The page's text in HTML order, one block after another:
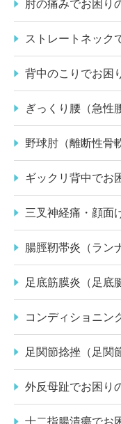
肘の痛みでお困り
ストレートネック
背中のこりでお困
ぎっくり腰（急性
野球肘（離断性骨
ギックリ背中でお
三叉神経痛・顔面
腸脛靭帯炎（ラン
足底筋膜炎（足底
コンディショニン
足関節捻挫（足関
外反母趾でお困り
十二指腸潰瘍でお